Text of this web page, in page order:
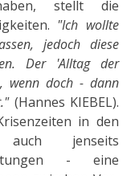
stellt die
"Ich wollte
jedoch diese
Der 'Alltag der
wenn doch - dann
(Hannes KIEBEL).
in den
jenseits
- eine